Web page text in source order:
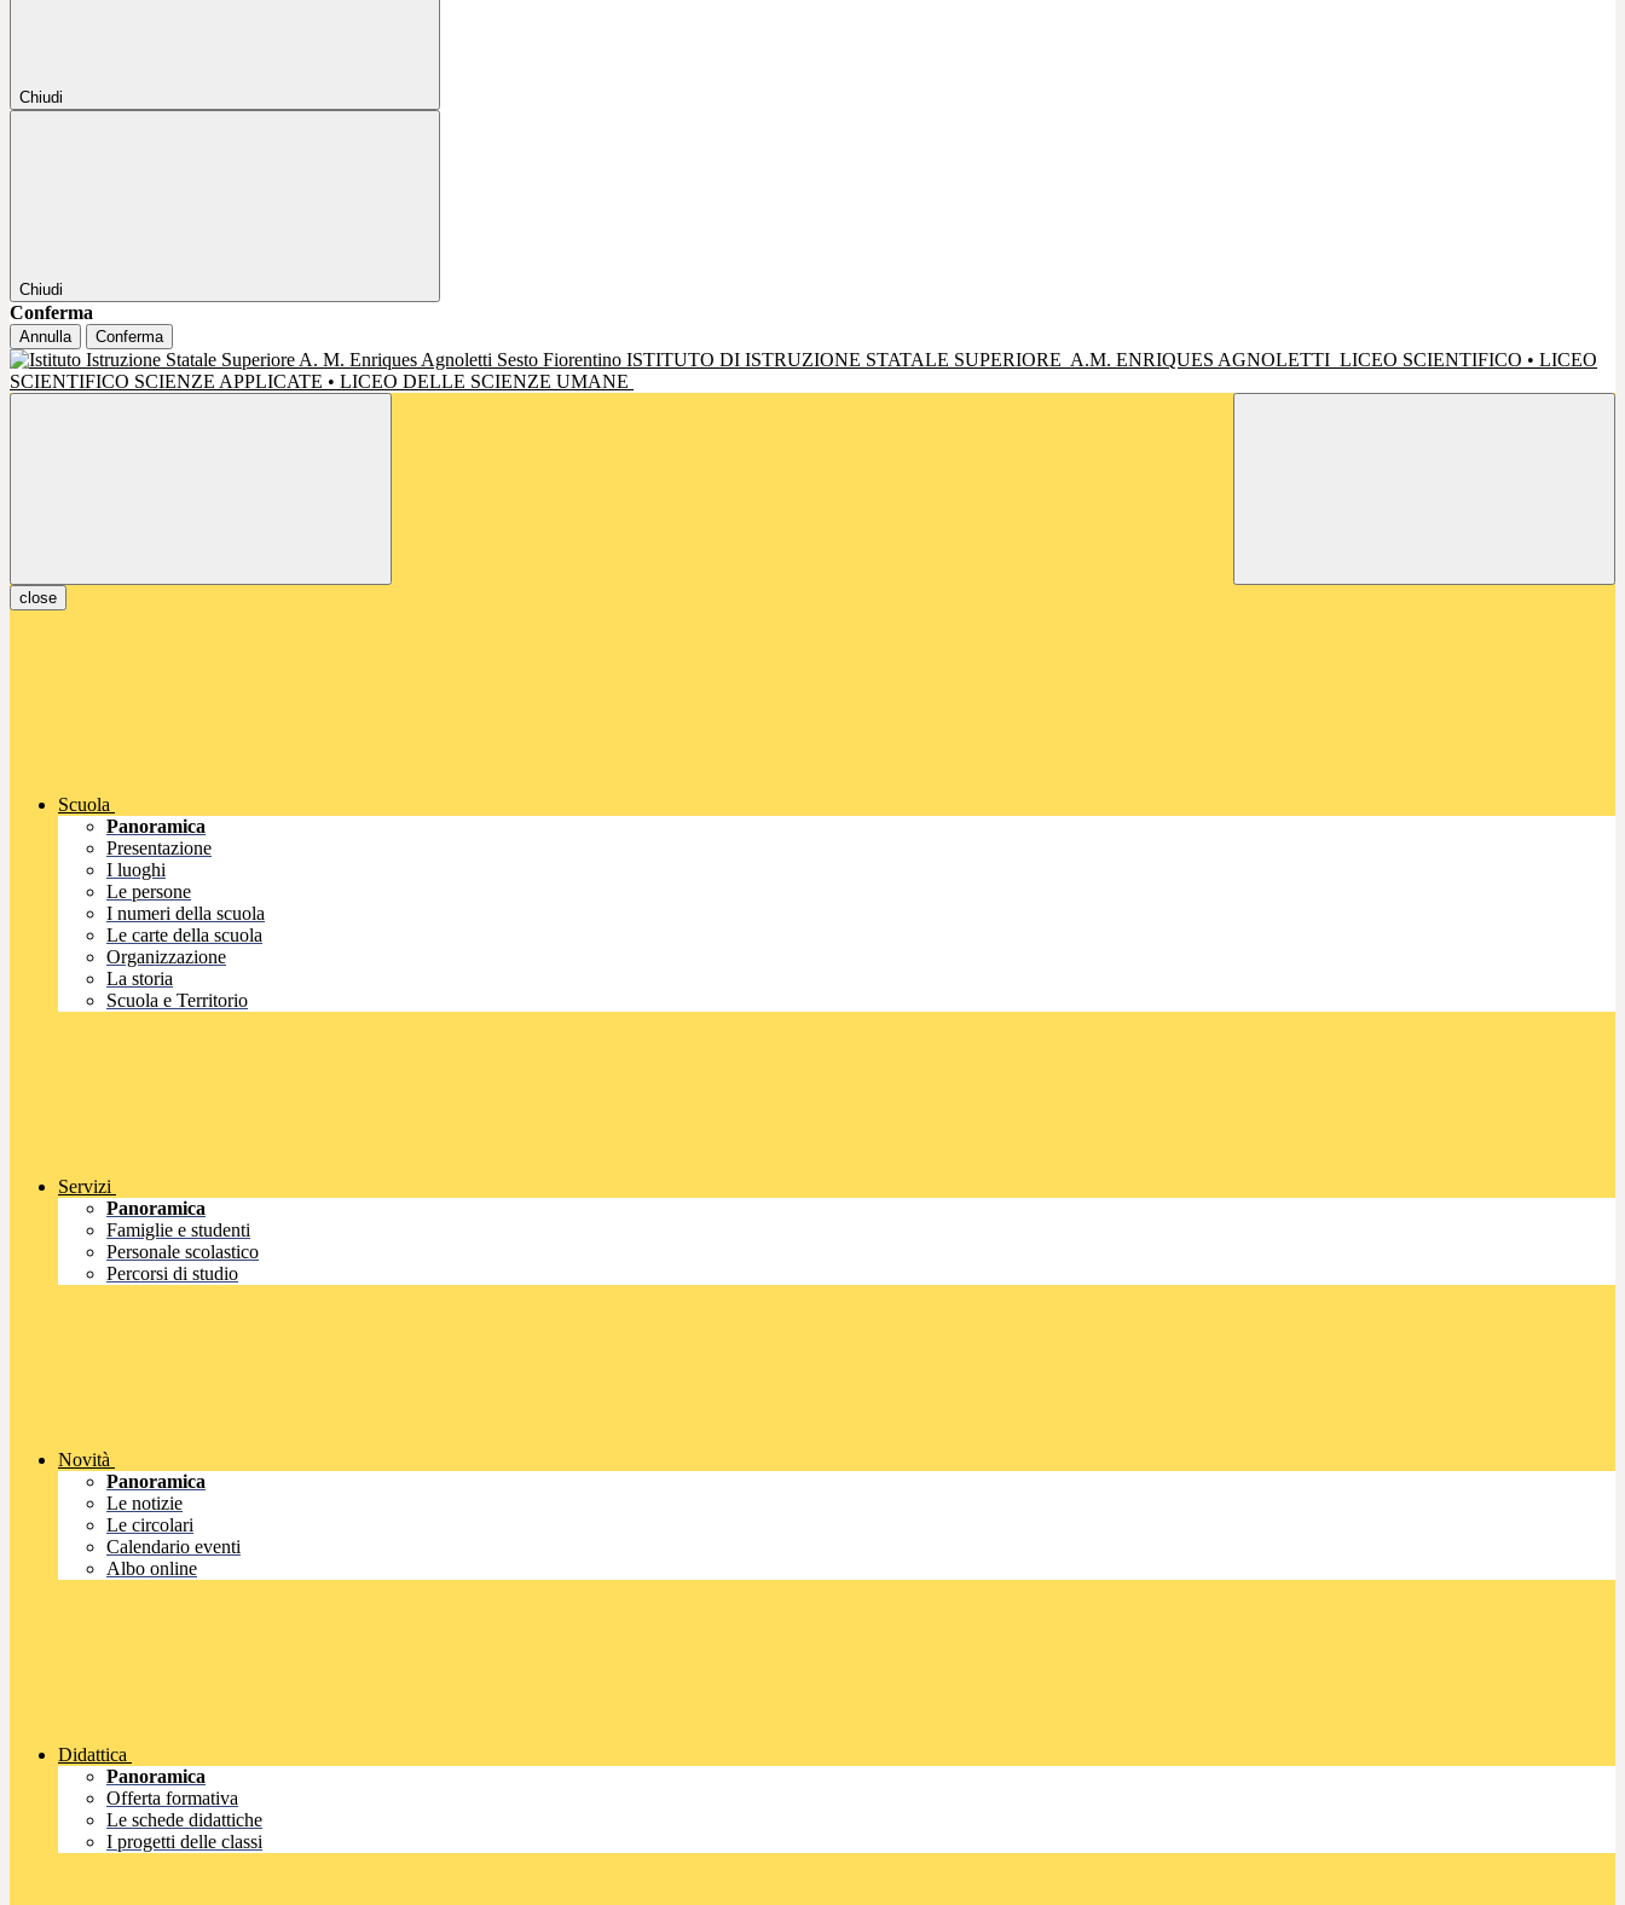
Chiudi
Chiudi
Conferma
Annulla Conferma
ISTITUTO DI ISTRUZIONE STATALE SUPERIORE A.M. ENRIQUES AGNOLETTI LICEO SCIENTIFICO • LICEO
SCIENTIFICO SCIENZE APPLICATE • LICEO DELLE SCIENZE UMANE
close
Scuola
Panoramica
Presentazione
I luoghi
Le persone
I numeri della scuola
Le carte della scuola
Organizzazione
La storia
Scuola e Territorio
Servizi
Panoramica
Famiglie e studenti
Personale scolastico
Percorsi di studio
Novità
Panoramica
Le notizie
Le circolari
Calendario eventi
Albo online
Didattica
Panoramica
Offerta formativa
Le schede didattiche
I progetti delle classi